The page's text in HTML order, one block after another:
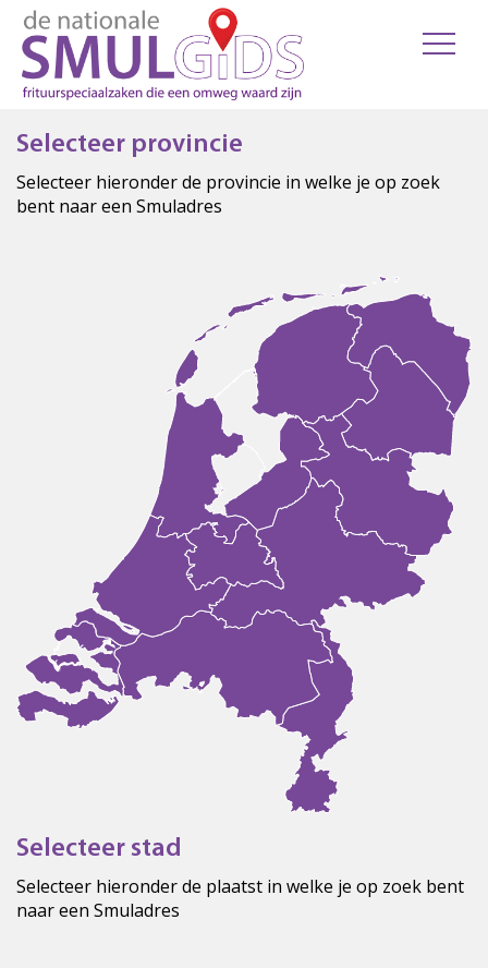
Selecteer provincie
Selecteer hieronder de provincie in welke je op zoek
bent naar een Smuladres
Selecteer stad
Selecteer hieronder de plaatst in welke je op zoek bent
naar een Smuladres